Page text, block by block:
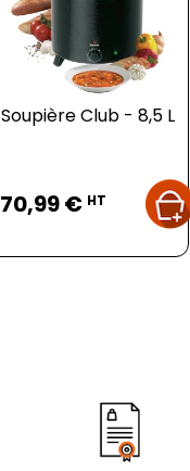
Soupière Club - 8,5 L
70,99 € HT